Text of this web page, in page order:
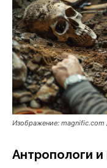
Изображение: magnific.com
Антропологи и